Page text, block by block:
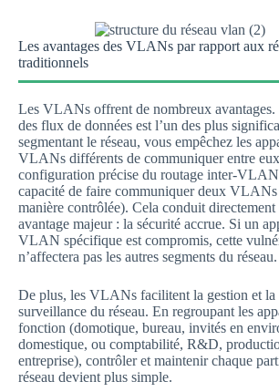
Les avantages des VLANs par rapport aux
traditionnels
Les VLANs offrent de nombreux avantages.
des flux de données est l’un des plus
segmentant le réseau, vous empêchez les
VLANs différents de communiquer entre
configuration précise du routage inter-
capacité de faire communiquer deux VLANs
manière contrôlée). Cela conduit directement
avantage majeur : la sécurité accrue. Si un
VLAN spécifique est compromis, cette
n’affectera pas les autres segments du réseau.
De plus, les VLANs facilitent la gestion et la
surveillance du réseau. En regroupant les
fonction (domotique, bureau, invités en
domestique, ou comptabilité, R&D,
entreprise), contrôler et maintenir chaque
réseau devient plus simple.